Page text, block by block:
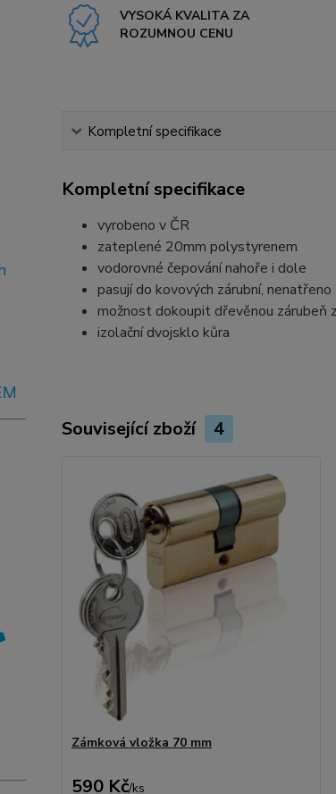
VYSOKÁ KVALITA ZA
ROZUMNOU CENU
Kompletní specifikace
Kompletní specifikace
vyrobeno v ČR
zateplené 20mm polystyrenem
vodorovné čepování nahoře i dole
pasují do kovových zárubní, nenatřeno
možnost dokoupit dřevěnou zárubeň
izolační dvojsklo kůra
Související zboží 4
Zámková vložka 70 mm
590 Kč/ks